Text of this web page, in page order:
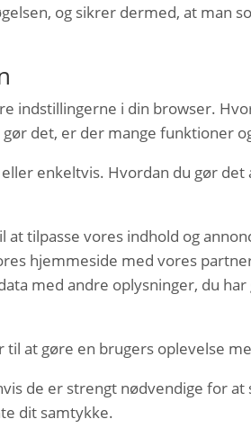
og sikrer dermed, at man
indstillingerne i din browser.
det, er der mange funktioner
enkeltvis. Hvordan du gør
tilpasse vores indhold og
hjemmeside med vores
med andre oplysninger, du
til at gøre en brugers oplevelse
de er strengt nødvendige for
dit samtykke.